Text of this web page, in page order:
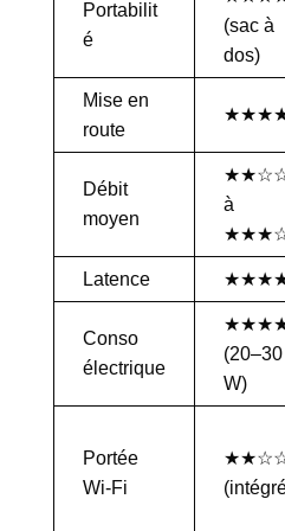
Portabilit
é
(sac à
dos)
Mise en
route
Débit
moyen
à
Latence
Conso
électrique
(20–30
W)
Portée
Wi-Fi